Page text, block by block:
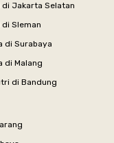
di Jakarta Selatan
Sleman
di Surabaya
di Malang
di Bandung